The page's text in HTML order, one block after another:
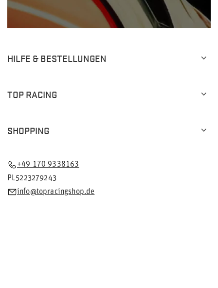
HILFE & BESTELLUNGEN
TOP RACING
SHOPPING
+49 170 9338163
PL5223279243
info@topracingshop.de